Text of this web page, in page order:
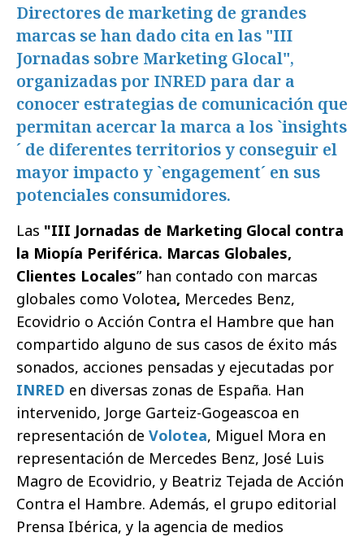
Directores de marketing de grandes
marcas se han dado cita en las "III
Jornadas sobre Marketing Glocal",
organizadas por INRED para dar a
conocer estrategias de comunicación que
permitan acercar la marca a los `insights
´ de diferentes territorios y conseguir el
mayor impacto y `engagement´ en sus
potenciales consumidores.
Las "III Jornadas de Marketing Glocal contra
la Miopía Periférica. Marcas Globales,
Clientes Locales” han contado con marcas
globales como Volotea, Mercedes Benz,
Ecovidrio o Acción Contra el Hambre que han
compartido alguno de sus casos de éxito más
sonados, acciones pensadas y ejecutadas por
INRED en diversas zonas de España. Han
intervenido, Jorge Garteiz-Gogeascoa en
representación de Volotea, Miguel Mora en
representación de Mercedes Benz, José Luis
Magro de Ecovidrio, y Beatriz Tejada de Acción
Contra el Hambre. Además, el grupo editorial
Prensa Ibérica, y la agencia de medios